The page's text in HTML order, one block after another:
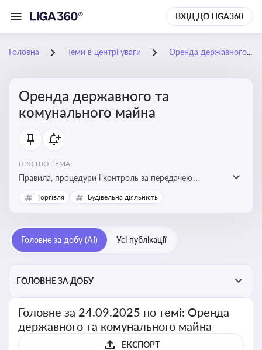
ВХІД ДО LIGA360
Головна Теми в центрі уваги Оренда державного та комунального майна
Оренда державного та
комунального майна
ПРО ЩО ТЕМА:
Правила, процедури і контроль за передачею
державного та комунального майна в оренду. Кейси
використання публічного майна
Торгівля Будівельна діяльність
Головне за добу (AI) Усі публікації
ГОЛОВНЕ ЗА ДОБУ
Головне за 24.09.2025 по темі: Оренда
державного та комунального майна
ЕКСПОРТ